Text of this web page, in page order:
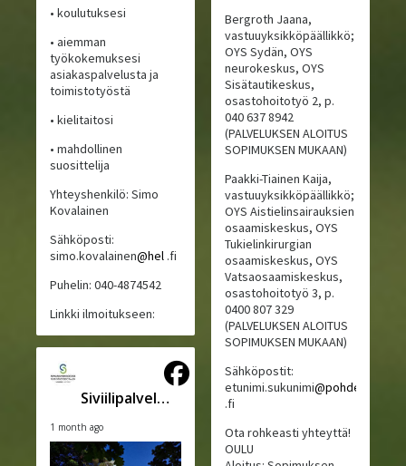
• koulutuksesi
• aiemman
työkokemuksesi
asiakaspalvelusta ja
toimistotyöstä
• kielitaitosi
• mahdollinen
suosittelija
Yhteyshenkilö: Simo
Kovalainen
Sähköposti:
simo.kovalainen@hel .fi
Puhelin: 040-4874542
Linkki ilmoitukseen:
Siviilipalveluskeskus
1 month ago
Bergroth Jaana,
vastuuyksikköpäällikkö;
OYS Sydän, OYS
neurokeskus, OYS
Sisätautikeskus,
osastohoitotyö 2, p.
040 637 8942
(PALVELUKSEN ALOITUS
SOPIMUKSEN MUKAAN)
Paakki-Tiainen Kaija,
vastuuyksikköpäällikkö;
OYS Aistielinsairauksien
osaamiskeskus, OYS
Tukielinkirurgian
osaamiskeskus, OYS
Vatsaosaamiskeskus,
osastohoitotyö 3, p.
0400 807 329
(PALVELUKSEN ALOITUS
SOPIMUKSEN MUKAAN)
Sähköpostit:
etunimi.sukunimi@pohde
.fi
Ota rohkeasti yhteyttä!
OULU